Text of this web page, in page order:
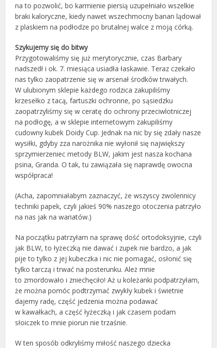
na to pozwolić, bo karmienie piersią uzupełniało wszelkie
braki kaloryczne, kiedy nawet wszechmocny banan lądował
z plaskiem na podłodze po brutalnej walce z moją córką.
Szykujemy się do bitwy
Przygotowaliśmy się już merytorycznie, czas Barbary
nadszedł i ok. 7. miesiąca usiadła łaskawie. Teraz czekało
nas tylko zaopatrzenie się w arsenał środków trwałych.
W ulubionym sklepie każdego rodzica zakupiliśmy
krzesełko z tacą, fartuszki ochronne, po sąsiedzku
zaopatrzyliśmy się w ceratę do ochrony przeciwlotniczej
na podłogę, a w sklepie internetowym zakupiliśmy
cudowny kubek Doidy Cup. Jednak na nic by się zdały nasze
wysiłki, gdyby zza narożnika nie wyłonił się największy
sprzymierzeniec metody BLW, jakim jest nasza kochana
psina, Granda. O tak, tu zawiązała się naprawdę owocna
współpraca!
(Acha, zapomniałabym zaznaczyć, że wszyscy zwolennicy
techniki papek, czyli jakieś 90% naszego otoczenia patrzyło
na nas jak na wariatów.)
Na początku patrzyłam na sprawę dość ortodoksyjnie, czyli
jak BLW, to łyżeczką nie dawać i zupek nie bardzo, a jak
pije to tylko z jej kubeczka i nic nie pomagać, osłonić się
tylko tarczą i trwać na posterunku. Ależ mnie
to zmordowało i zniechęciło! Aż u koleżanki podpatrzyłam,
że można pomóc podtrzymać zwykły kubek i świetnie
dajemy radę, część jedzenia można podawać
w kawałkach, a część łyżeczką i jak czasem podam
słoiczek to mnie piorun nie trzaśnie.
W ten sposób odkryliśmy miłość naszego dziecka